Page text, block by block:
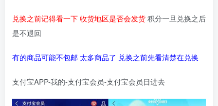
兑换之前记得看一下 收货地区是否会发货积分一旦兑换之后
是不退回
有的商品可能不包邮 太多商品了 兑换之前先看清楚在兑换
支付宝APP-我的-支付宝会员-支付宝会员日进去